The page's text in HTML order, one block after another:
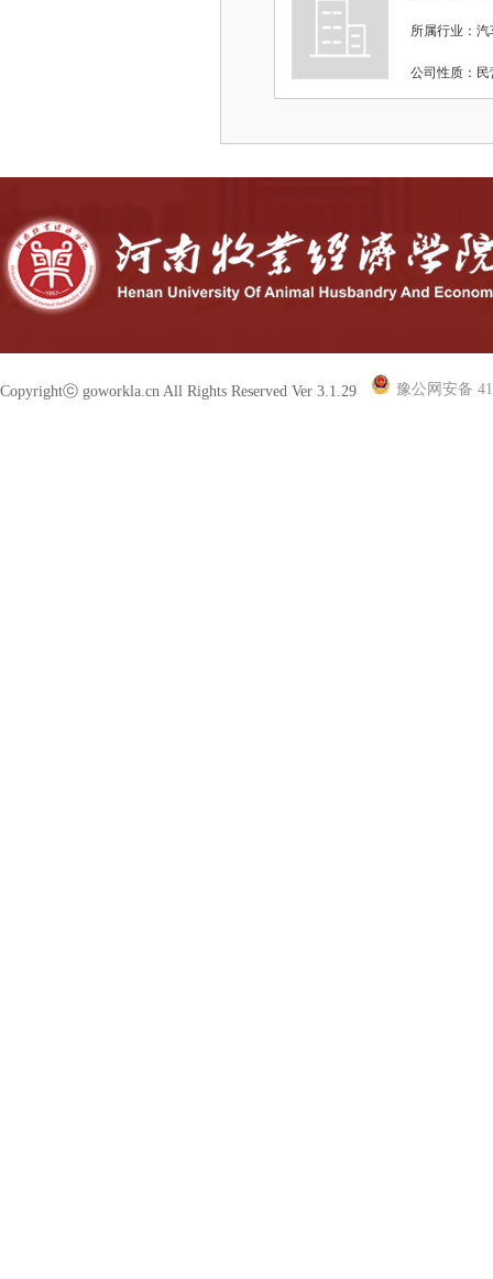
所属行业：
公司性质
Copyrightⓒ goworkla.cn All Rights Reserved Ver 3.1.29 豫公网安备